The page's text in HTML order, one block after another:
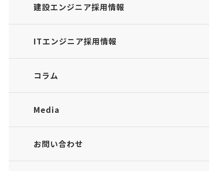
建設エンジニア採用情報
ITエンジニア採用情報
コラム
Media
お問い合わせ